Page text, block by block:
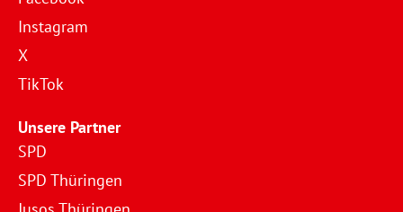
Instagram
X
TikTok
Unsere Partner
SPD
SPD Thüringen